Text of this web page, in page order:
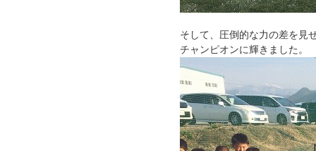
そして、圧倒的な力の差を見
チャンピオンに輝きました。